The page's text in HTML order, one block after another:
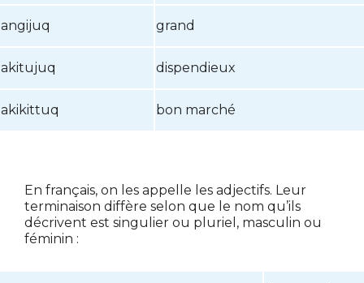
angijuq grand
akitujuq dispendieux
akikittuq bon marché
En français, on les appelle les adjectifs. Leur
terminaison diffère selon que le nom qu’ils
décrivent est singulier ou pluriel, masculin ou
féminin :